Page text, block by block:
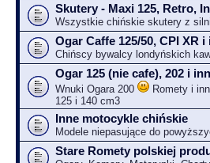
Skutery - Maxi 125, Retro,
Wszystkie chińskie skutery z
Ogar Caffe 125/50, CPI XR i
Chińscy bywalcy londyńskich
Ogar 125 (nie cafe), 202 i
Wnuki Ogara 200
Romety i
125 i 140 cm3
Inne motocykle chińskie
Modele niepasujące do
Stare Romety polskiej